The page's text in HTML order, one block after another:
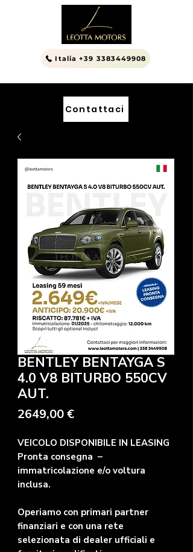
Italia +39 3383449908
Contattaci
BENTLEY BENTAYGA S
4.0 V8 BITURBO 550CV
AUT.
2649,00 €Precio
VEICOLO DISPONIBILE IN LEASING
Pronta consegna –
immatricolazione e/o voltura
inclusa.
Operiamo con primari partner
finanziari e con una rete
selezionata di dealer ufficiali e